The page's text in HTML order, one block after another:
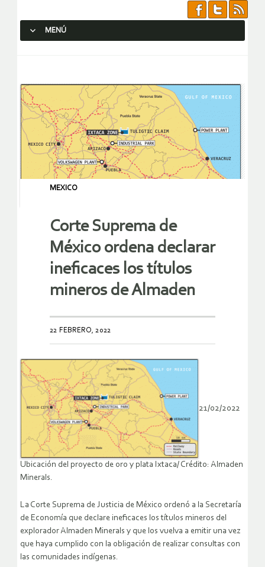
MENÚ
MEXICO
Corte Suprema de
México ordena declarar
ineficaces los títulos
mineros de Almaden
22 FEBRERO, 2022
21/02/2022
Ubicación del proyecto de oro y plata Ixtaca/ Crédito: Almaden
Minerals.
La Corte Suprema de Justicia de México ordenó a la Secretaría
de Economía que declare ineficaces los títulos mineros del
explorador Almaden Minerals y que los vuelva a emitir una vez
que haya cumplido con la obligación de realizar consultas con
las comunidades indígenas.